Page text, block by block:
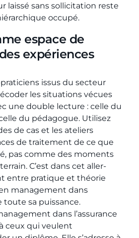
laissé sans sollicitation reste
occupé.
espace de
expériences
issus du secteur
les situations vécues
une double lecture : celle du
du pédagogue. Utilisez
de cas et les ateliers
de traitement de ce que
pas comme des moments
C’est dans cet aller-
entre pratique et théorie
management dans
toute sa puissance.
dans l’assurance
ceux qui veulent